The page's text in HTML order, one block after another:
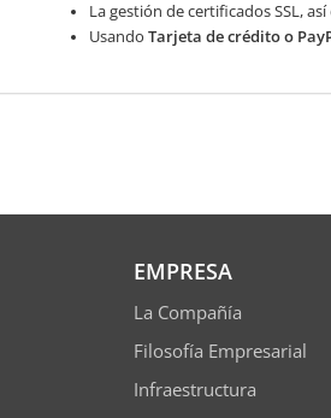
La gestión de certificados SSL,
Usando Tarjeta de crédito o
EMPRESA
La Compañía
Filosofía Empresarial
Infraestructura